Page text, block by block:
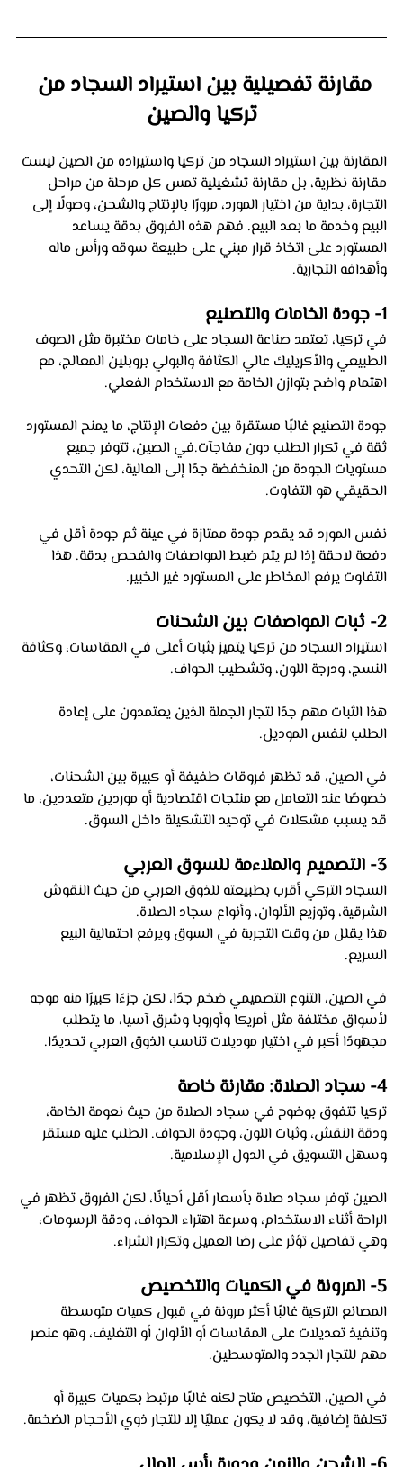
مقارنة تفصيلية بين استيراد السجاد من
تركيا والصين
المقارنة بين استيراد السجاد من تركيا واستيراده من الصين ليست
مقارنة نظرية، بل مقارنة تشغيلية تمس كل مرحلة من مراحل
التجارة، بداية من اختيار المورد، مرورًا بالإنتاج والشحن، وصولًا إلى
البيع وخدمة ما بعد البيع. فهم هذه الفروق بدقة يساعد
المستورد على اتخاذ قرار مبني على طبيعة سوقه ورأس ماله
وأهدافه التجارية.
1- جودة الخامات والتصنيع
في تركيا، تعتمد صناعة السجاد على خامات مختبرة مثل الصوف
الطبيعي والأكريليك عالي الكثافة والبولي بروبلين المعالج، مع
اهتمام واضح بتوازن الخامة مع الاستخدام الفعلي.
جودة التصنيع غالبًا مستقرة بين دفعات الإنتاج، ما يمنح المستورد
ثقة في تكرار الطلب دون مفاجآت.في الصين، تتوفر جميع
مستويات الجودة من المنخفضة جدًا إلى العالية، لكن التحدي
الحقيقي هو التفاوت.
نفس المورد قد يقدم جودة ممتازة في عينة ثم جودة أقل في
دفعة لاحقة إذا لم يتم ضبط المواصفات والفحص بدقة. هذا
التفاوت يرفع المخاطر على المستورد غير الخبير.
2- ثبات المواصفات بين الشحنات
استيراد السجاد من تركيا يتميز بثبات أعلى في المقاسات، وكثافة
النسج، ودرجة اللون، وتشطيب الحواف.
هذا الثبات مهم جدًا لتجار الجملة الذين يعتمدون على إعادة
الطلب لنفس الموديل.
في الصين، قد تظهر فروقات طفيفة أو كبيرة بين الشحنات،
خصوصًا عند التعامل مع منتجات اقتصادية أو موردين متعددين، ما
قد يسبب مشكلات في توحيد التشكيلة داخل السوق.
3- التصميم والملاءمة للسوق العربي
السجاد التركي أقرب بطبيعته للذوق العربي من حيث النقوش
الشرقية، وتوزيع الألوان، وأنواع سجاد الصلاة.
هذا يقلل من وقت التجربة في السوق ويرفع احتمالية البيع
السريع.
في الصين، التنوع التصميمي ضخم جدًا، لكن جزءًا كبيرًا منه موجه
لأسواق مختلفة مثل أمريكا وأوروبا وشرق آسيا، ما يتطلب
مجهودًا أكبر في اختيار موديلات تناسب الذوق العربي تحديدًا.
4- سجاد الصلاة: مقارنة خاصة
تركيا تتفوق بوضوح في سجاد الصلاة من حيث نعومة الخامة،
ودقة النقش، وثبات اللون، وجودة الحواف. الطلب عليه مستقر
وسهل التسويق في الدول الإسلامية.
الصين توفر سجاد صلاة بأسعار أقل أحيانًا، لكن الفروق تظهر في
الراحة أثناء الاستخدام، وسرعة اهتراء الحواف، ودقة الرسومات،
وهي تفاصيل تؤثر على رضا العميل وتكرار الشراء.
5- المرونة في الكميات والتخصيص
المصانع التركية غالبًا أكثر مرونة في قبول كميات متوسطة
وتنفيذ تعديلات على المقاسات أو الألوان أو التغليف، وهو عنصر
مهم للتجار الجدد والمتوسطين.
في الصين، التخصيص متاح لكنه غالبًا مرتبط بكميات كبيرة أو
تكلفة إضافية، وقد لا يكون عمليًا إلا للتجار ذوي الأحجام الضخمة.